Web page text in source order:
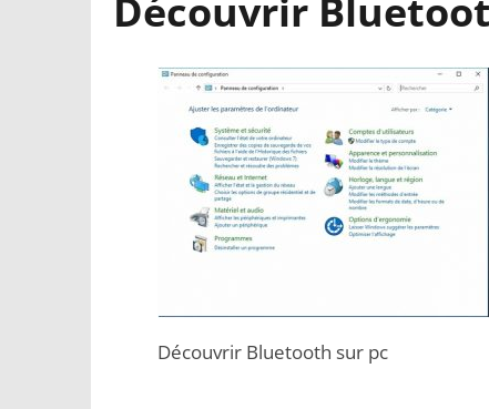
Découvrir
Découvrir Bluetooth sur pc